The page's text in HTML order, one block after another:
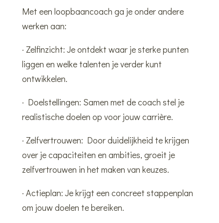
Met een loopbaancoach ga je onder andere
werken aan:
· Zelfinzicht: Je ontdekt waar je sterke punten
liggen en welke talenten je verder kunt
ontwikkelen.
· Doelstellingen: Samen met de coach stel je
realistische doelen op voor jouw carrière.
· Zelfvertrouwen: Door duidelijkheid te krijgen
over je capaciteiten en ambities, groeit je
zelfvertrouwen in het maken van keuzes.
· Actieplan: Je krijgt een concreet stappenplan
om jouw doelen te bereiken.